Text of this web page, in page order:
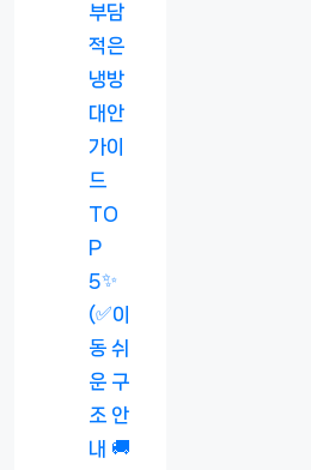
부담
적은
냉방
대안
가이
드
TO
P
5✨
(✅이
동 쉬
운 구
조 안
내 🚚